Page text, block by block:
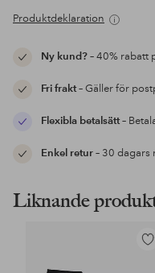
Produktdeklaration
Ny kund?– 40% rabatt
Fri frakt– Gäller för
Flexibla betalsätt–
Enkel retur– 30
Liknande
Lägg